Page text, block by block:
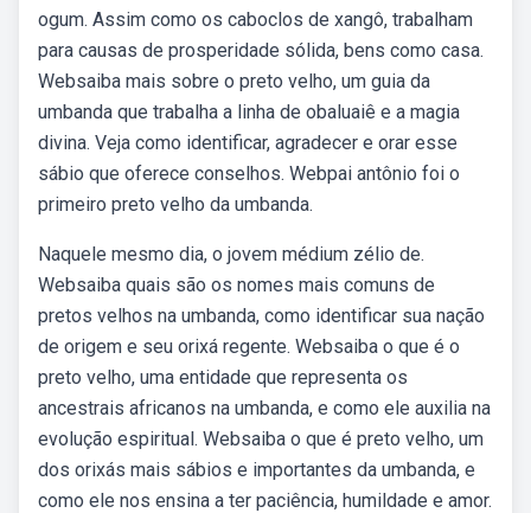
ogum. Assim como os caboclos de xangô, trabalham
para causas de prosperidade sólida, bens como casa.
Websaiba mais sobre o preto velho, um guia da
umbanda que trabalha a linha de obaluaiê e a magia
divina. Veja como identificar, agradecer e orar esse
sábio que oferece conselhos. Webpai antônio foi o
primeiro preto velho da umbanda.
Naquele mesmo dia, o jovem médium zélio de.
Websaiba quais são os nomes mais comuns de
pretos velhos na umbanda, como identificar sua nação
de origem e seu orixá regente. Websaiba o que é o
preto velho, uma entidade que representa os
ancestrais africanos na umbanda, e como ele auxilia na
evolução espiritual. Websaiba o que é preto velho, um
dos orixás mais sábios e importantes da umbanda, e
como ele nos ensina a ter paciência, humildade e amor.